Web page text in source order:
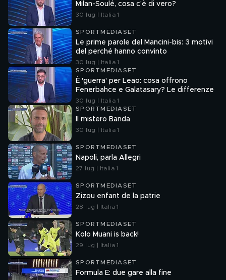
Milan-Soulé, cosa c'è di vero?
30 lug | Italia 1
SPORTMEDIASET
Le prime parole del Mancini-bis: 3 motivi
del perché hanno convinto
30 lug | Italia 1
SPORTMEDIASET
È 'guerra' per Leao: cosa offrono
Fenerbahce e Galatasary? Le differenze
30 lug | Italia 1
SPORTMEDIASET
Il mistero Banda
30 lug | Italia 1
SPORTMEDIASET
Napoli, parla Allegri
27 lug | Italia 1
SPORTMEDIASET
Zizou enfant de la patrie
28 lug | Italia 1
SPORTMEDIASET
Kolo Muani is back!
29 lug | Italia 1
SPORTMEDIASET
Formula E: due gare alla fine